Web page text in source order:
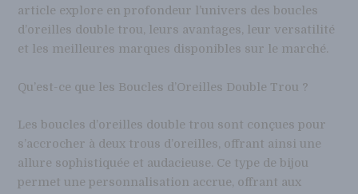
article explore en profondeur l’univers des boucles
d’oreilles double trou, leurs avantages, leur versatilité
et les meilleures marques disponibles sur le marché.
Qu’est-ce que les Boucles d’Oreilles Double Trou ?
Les boucles d’oreilles double trou sont conçues pour
s’accrocher à deux trous d’oreilles, offrant ainsi une
allure sophistiquée et audacieuse. Ce type de bijou
permet une personnalisation accrue, offrant aux